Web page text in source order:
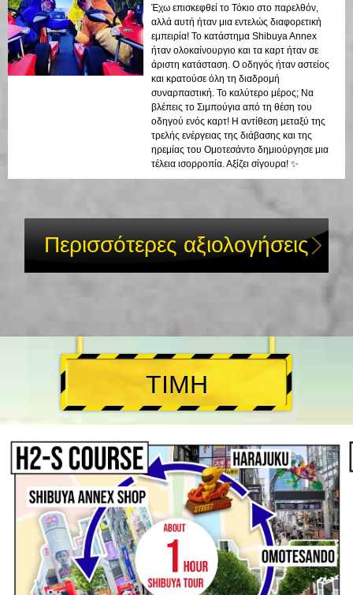
Έχω επισκεφθεί το Τόκιο στο παρελθόν,
αλλά αυτή ήταν μια εντελώς διαφορετική
εμπειρία! Το κατάστημα Shibuya Annex
ήταν ολοκαίνουργιο και τα καρτ ήταν σε
άριστη κατάσταση. Ο οδηγός ήταν αστείος
και κρατούσε όλη τη διαδρομή
συναρπαστική. Το καλύτερο μέρος; Να
βλέπεις το Σιμπούγια από τη θέση του
οδηγού ενός καρτ! Η αντίθεση μεταξύ της
τρελής ενέργειας της διάβασης και της
ηρεμίας του Ομοτεσάντο δημιούργησε μια
τέλεια ισορροπία. Αξίζει σίγουρα! ✨
Περισσότερες αξιολογήσεις
ΤΙΜΗ